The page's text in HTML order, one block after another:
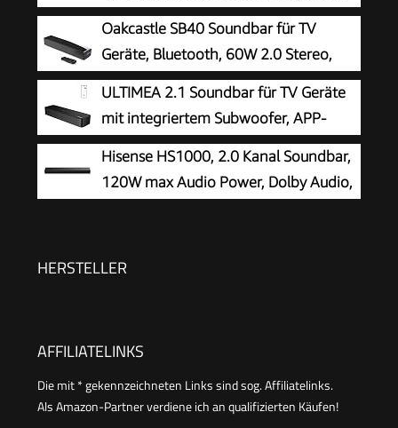
DTS Virtual:X, 6.5 Wireless subwoofer, TV Mode,
EzPlay
Oakcastle SB40 Soundbar für TV
Geräte, Bluetooth, 60W 2.0 Stereo,
HDMI ARC
ULTIMEA 2.1 Soundbar für TV Geräte
mit integriertem Subwoofer, APP-
Steuerung, 132W All-in-One PC
Soundbar für Gaming, TV Lautsprecher mit
Verstellbarem Bass, Bluetooth® 5.4, Opt/AUX,
Hisense HS1000, 2.0 Kanal Soundbar,
120W max Audio Power, Dolby Audio,
HERSTELLER
AFFILIATELINKS
Die mit * gekennzeichneten Links sind sog. Affiliatelinks.
Als Amazon-Partner verdiene ich an qualifizierten Käufen!